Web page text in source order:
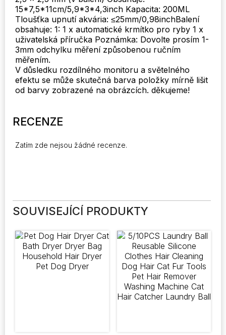
15*7,5*11cm/5,9*3*4,3inch Kapacita: 200ML
Tloušťka upnutí akvária: ≤25mm/0,98inchBalení
obsahuje: 1: 1 x automatické krmítko pro ryby 1 x
uživatelská příručka Poznámka: Dovolte prosím 1-
3mm odchylku měření způsobenou ručním
měřením.
V důsledku rozdílného monitoru a světelného
efektu se může skutečná barva položky mírně lišit
od barvy zobrazené na obrázcích. děkujeme!
RECENZE
Zatím zde nejsou žádné recenze.
SOUVISEJÍCÍ PRODUKTY